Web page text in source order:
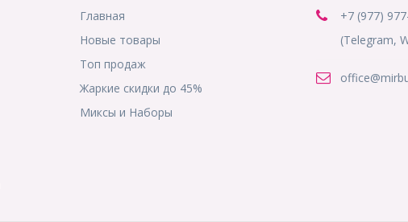
Главная
Новые товары
Топ продаж
Жаркие скидки до 45%
Миксы и Наборы
+7 (977)
(Telegram,